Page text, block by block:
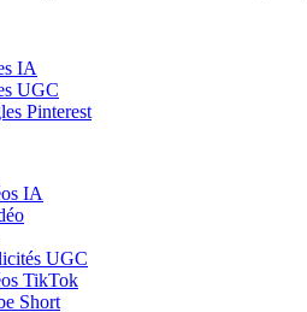
IA
UGC
Pinterest
IA
UGC
TikTok
Short